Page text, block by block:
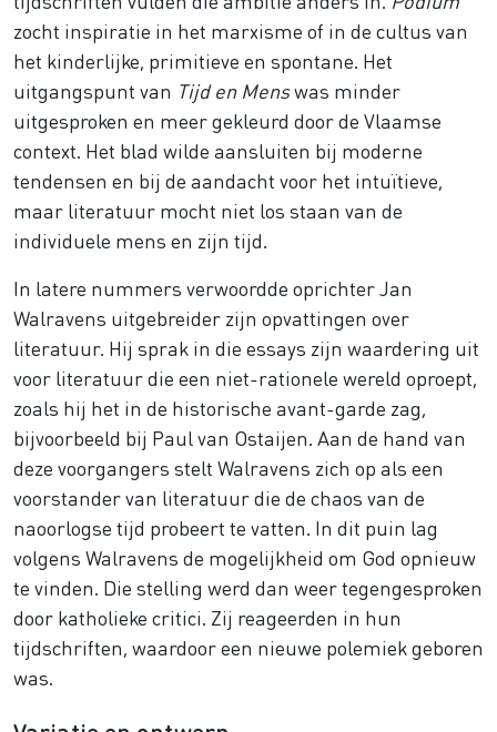
zocht inspiratie in het marxisme of in de cultus van
het kinderlijke, primitieve en spontane. Het
uitgangspunt van Tijd en Menswas minder
uitgesproken en meer gekleurd door de Vlaamse
context. Het blad wilde aansluiten bij moderne
tendensen en bij de aandacht voor het intuïtieve,
maar literatuur mocht niet los staan van de
individuele mens en zijn tijd.
In latere nummers verwoordde oprichter Jan
Walravens uitgebreider zijn opvattingen over
literatuur. Hij sprak in die essays zijn waardering uit
voor literatuur die een niet-rationele wereld oproept,
zoals hij het in de historische avant-garde zag,
bijvoorbeeld bij Paul van Ostaijen. Aan de hand van
deze voorgangers stelt Walravens zich op als een
voorstander van literatuur die de chaos van de
naoorlogse tijd probeert te vatten. In dit puin lag
volgens Walravens de mogelijkheid om God opnieuw
te vinden. Die stelling werd dan weer tegengesproken
door katholieke critici. Zij reageerden in hun
tijdschriften, waardoor een nieuwe polemiek geboren
was.